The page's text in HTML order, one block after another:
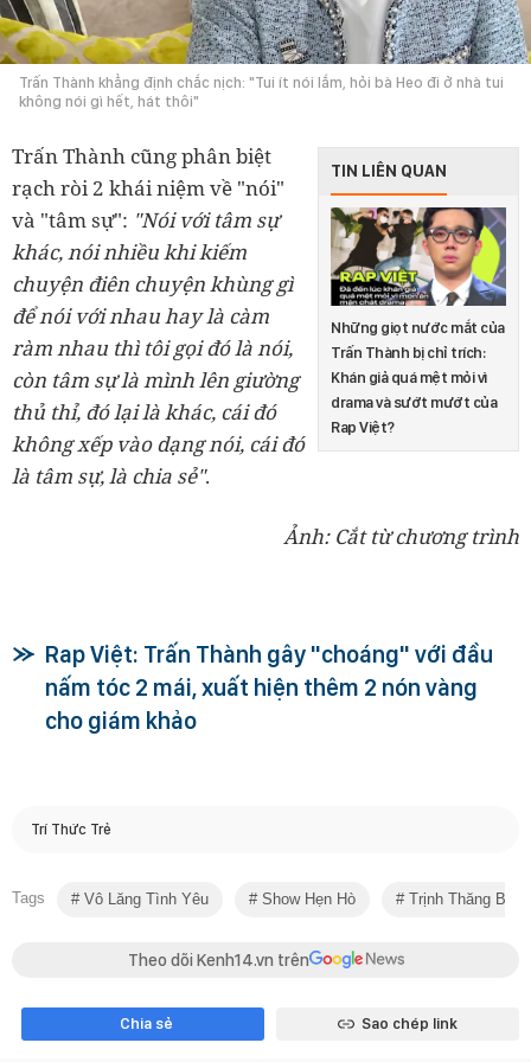
Trấn Thành khẳng định chắc nịch: "Tui ít nói lắm, hỏi bà Heo đi ở nhà tui
không nói gì hết, hát thôi"
TIN LIÊN QUAN
Những giọt nước mắt của
Trấn Thành bị chỉ trích:
Khán giả quá mệt mỏi vì
drama và sướt mướt của
Rap Việt?
Trấn Thành cũng phân biệt
rạch ròi 2 khái niệm về "nói"
và "tâm sự": "Nói với tâm sự
khác, nói nhiều khi kiếm
chuyện điên chuyện khùng gì
để nói với nhau hay là càm
ràm nhau thì tôi gọi đó là nói,
còn tâm sự là mình lên giường
thủ thỉ, đó lại là khác, cái đó
không xếp vào dạng nói, cái đó
là tâm sự, là chia sẻ".
Ảnh: Cắt từ chương trình
Rap Việt: Trấn Thành gây "choáng" với đầu
nấm tóc 2 mái, xuất hiện thêm 2 nón vàng
cho giám khảo
Trí Thức Trẻ
Tags Vô Lăng Tình Yêu Show Hẹn Hò Trịnh Thăng Bình
Theo dõi Kenh14.vn trên
Chia sẻ Sao chép link